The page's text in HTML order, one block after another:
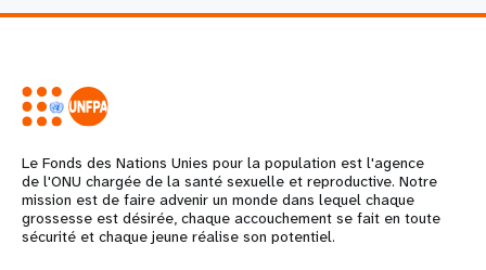
Le Fonds des Nations Unies pour la population est l'agence
de l'ONU chargée de la santé sexuelle et reproductive. Notre
mission est de faire advenir un monde dans lequel chaque
grossesse est désirée, chaque accouchement se fait en toute
sécurité et chaque jeune réalise son potentiel.